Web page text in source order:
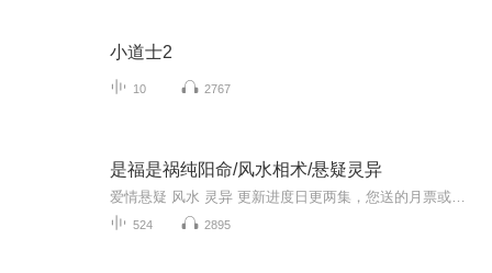
小道士2
10 2767
是福是祸纯阳命/风水相术/悬疑灵异
524 2895